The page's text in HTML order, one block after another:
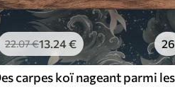
22.07€13.24€ 26